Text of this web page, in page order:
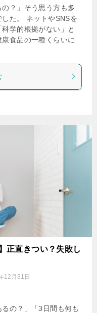
の？」そう思う方も多
た。 ネットやSNSを
学的根拠がない」と
食品の一種くらいに
正直きつい？失敗し
12月31日
るの？」「3日間も何も